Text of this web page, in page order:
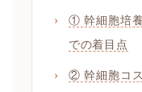
① 幹細胞培
での着目点
② 幹細胞コ